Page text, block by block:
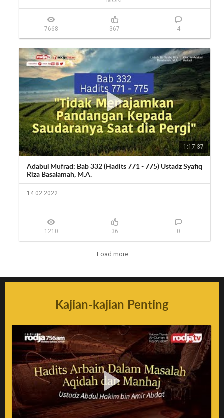
Youtube: youtube.com/rodjatv/
Twitter: twitter.com/rodjatv
Situs web: http://rodja.tv
Live stream Youtube:
https://www.youtube.com/menebarcaha...
Telegram: https://t.me/rodjatv
Simak juga Rodja TV melalui tv satelit:
Satelit : Telkom-4 (Satelit Merah Putih)
Frekuensi: 3824 MHz
Symbol Rate: 3636 kSps/kHz
Polaritas: H (Horizontal)
Video PID: 106 - Audio PID: 107
7668 367 4
1:17:37
Adabul Mufrad: Bab 332 (Hadits 771 - 775) Ustadz Syafiq
Riza Basalamah, M.A.
14.02.2022
1210 36 0
Load more...
Kajian-kajian Penting